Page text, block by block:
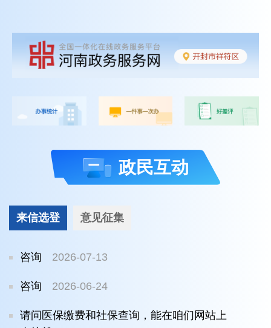
政民互动
来信选登 意见征集
咨询 2026-07-13
咨询 2026-06-24
请问医保缴费和社保查询，能在咱们网站上